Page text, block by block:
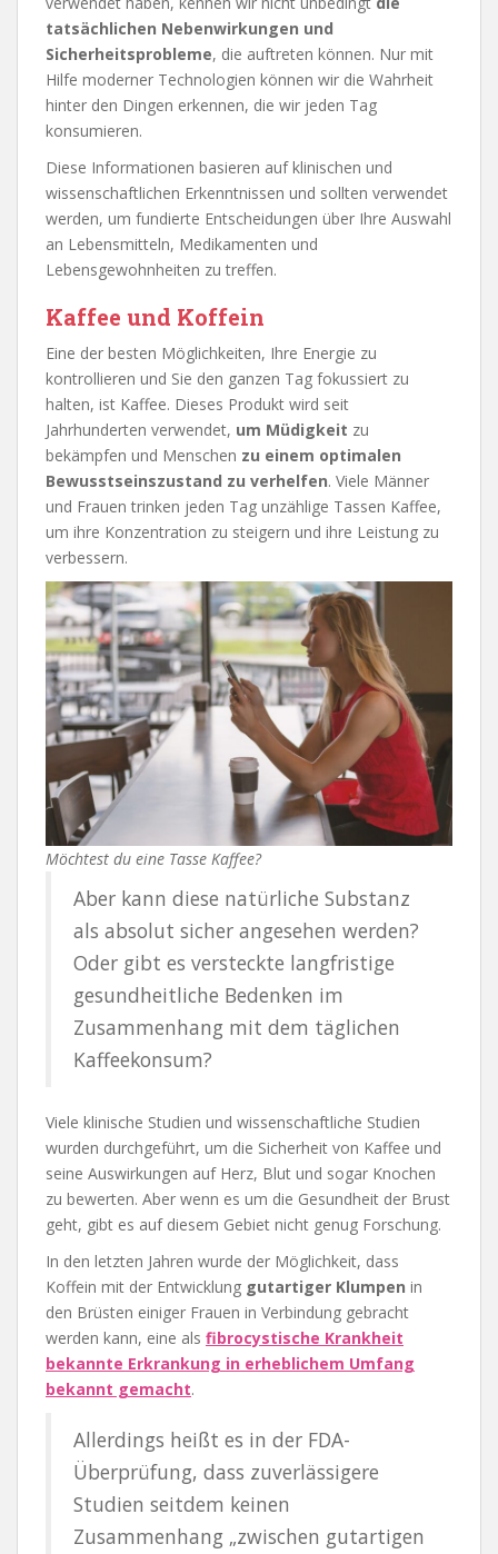
tatsächlichen Nebenwirkungen und
Sicherheitsprobleme, die auftreten können. Nur mit
Hilfe moderner Technologien können wir die Wahrheit
hinter den Dingen erkennen, die wir jeden Tag
konsumieren.
Diese Informationen basieren auf klinischen und
wissenschaftlichen Erkenntnissen und sollten verwendet
werden, um fundierte Entscheidungen über Ihre Auswahl
an Lebensmitteln, Medikamenten und
Lebensgewohnheiten zu treffen.
Kaffee und Koffein
Eine der besten Möglichkeiten, Ihre Energie zu
kontrollieren und Sie den ganzen Tag fokussiert zu
halten, ist Kaffee. Dieses Produkt wird seit
Jahrhunderten verwendet, um Müdigkeit zu
bekämpfen und Menschen zu einem optimalen
Bewusstseinszustand zu verhelfen. Viele Männer
und Frauen trinken jeden Tag unzählige Tassen Kaffee,
um ihre Konzentration zu steigern und ihre Leistung zu
verbessern.
Möchtest du eine Tasse Kaffee?
Aber kann diese natürliche Substanz
als absolut sicher angesehen werden?
Oder gibt es versteckte langfristige
gesundheitliche Bedenken im
Zusammenhang mit dem täglichen
Kaffeekonsum?
Viele klinische Studien und wissenschaftliche Studien
wurden durchgeführt, um die Sicherheit von Kaffee und
seine Auswirkungen auf Herz, Blut und sogar Knochen
zu bewerten. Aber wenn es um die Gesundheit der Brust
geht, gibt es auf diesem Gebiet nicht genug Forschung.
In den letzten Jahren wurde der Möglichkeit, dass
Koffein mit der Entwicklung gutartiger Klumpen in
den Brüsten einiger Frauen in Verbindung gebracht
werden kann, eine als fibrocystische Krankheit
bekannte Erkrankung in erheblichem Umfang
bekannt gemacht.
Allerdings heißt es in der FDA-
Überprüfung, dass zuverlässigere
Studien seitdem keinen
Zusammenhang „zwischen gutartigen